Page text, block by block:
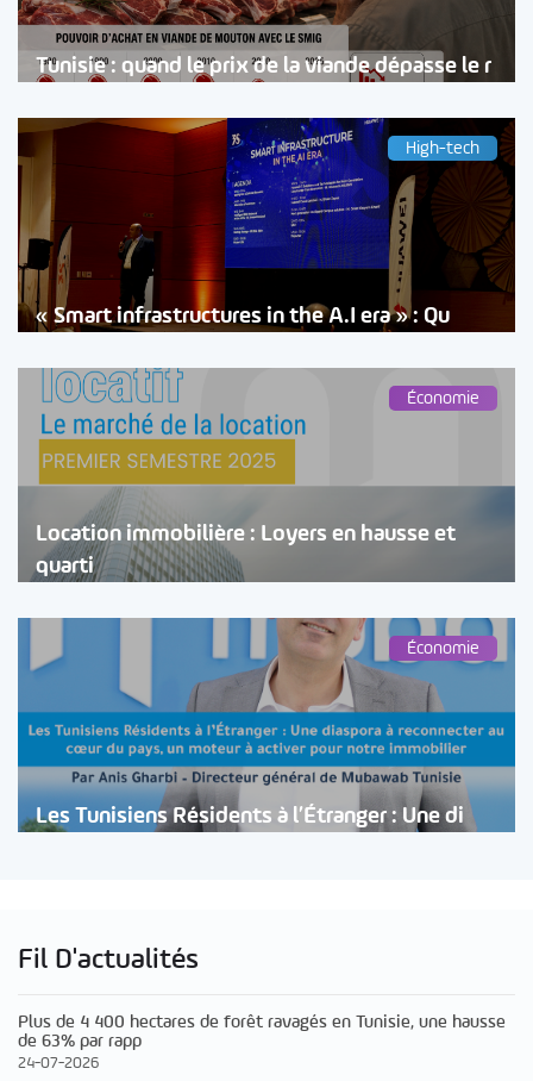
Tunisie : quand le prix de la viande dépasse le r
High-tech
« Smart infrastructures in the A.I era » : Qu
Économie
Location immobilière : Loyers en hausse et
quarti
Économie
Les Tunisiens Résidents à l’Étranger : Une di
Fil D'actualités
Plus de 4 400 hectares de forêt ravagés en Tunisie, une hausse
de 63% par rapp
24-07-2026